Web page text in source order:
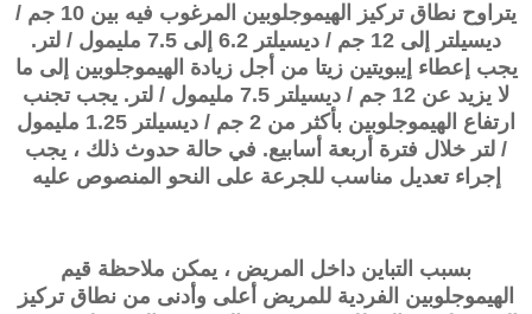
يتراوح نطاق تركيز الهيموجلوبين المرغوب فيه بين 10 جم /
ديسيلتر إلى 12 جم / ديسيلتر 6.2 إلى 7.5 مليمول / لتر.
يجب إعطاء إيبويتين زيتا من أجل زيادة الهيموجلوبين إلى ما
لا يزيد عن 12 جم / ديسيلتر 7.5 مليمول / لتر. يجب تجنب
ارتفاع الهيموجلوبين بأكثر من 2 جم / ديسيلتر 1.25 مليمول
/ لتر خلال فترة أربعة أسابيع. في حالة حدوث ذلك ، يجب
إجراء تعديل مناسب للجرعة على النحو المنصوص عليه
بسبب التباين داخل المريض ، يمكن ملاحظة قيم
الهيموجلوبين الفردية للمريض أعلى وأدنى من نطاق تركيز